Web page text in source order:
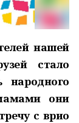
нашей
стало
они
с врио